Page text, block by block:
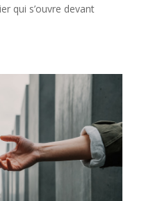
qui s’ouvre devant